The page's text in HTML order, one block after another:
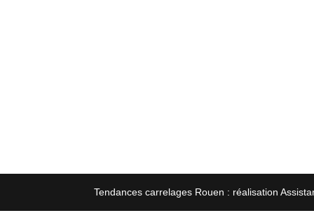
Tendances carrelages Rouen : réalisation